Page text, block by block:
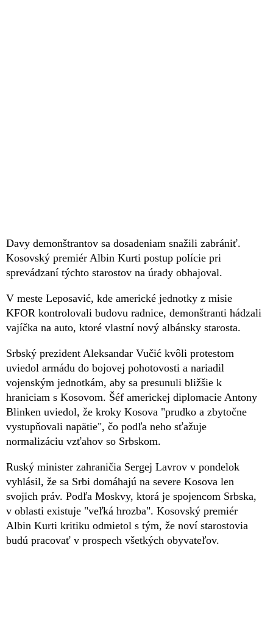
Davy demonštrantov sa dosadeniam snažili zabrániť.
Kosovský premiér Albin Kurti postup polície pri
sprevádzaní týchto starostov na úrady obhajoval.
V meste Leposavić, kde americké jednotky z misie
KFOR kontrolovali budovu radnice, demonštranti hádzali
vajíčka na auto, ktoré vlastní nový albánsky starosta.
Srbský prezident Aleksandar Vučić kvôli protestom
uviedol armádu do bojovej pohotovosti a nariadil
vojenským jednotkám, aby sa presunuli bližšie k
hraniciam s Kosovom. Šéf americkej diplomacie Antony
Blinken uviedol, že kroky Kosova "prudko a zbytočne
vystupňovali napätie", čo podľa neho sťažuje
normalizáciu vzťahov so Srbskom.
Ruský minister zahraničia Sergej Lavrov v pondelok
vyhlásil, že sa Srbi domáhajú na severe Kosova len
svojich práv. Podľa Moskvy, ktorá je spojencom Srbska,
v oblasti existuje "veľká hrozba". Kosovský premiér
Albin Kurti kritiku odmietol s tým, že noví starostovia
budú pracovať v prospech všetkých obyvateľov.